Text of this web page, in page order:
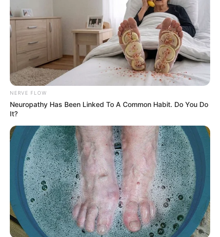
NERVE FLOW
Neuropathy Has Been Linked To A Common Habit. Do You Do
It?